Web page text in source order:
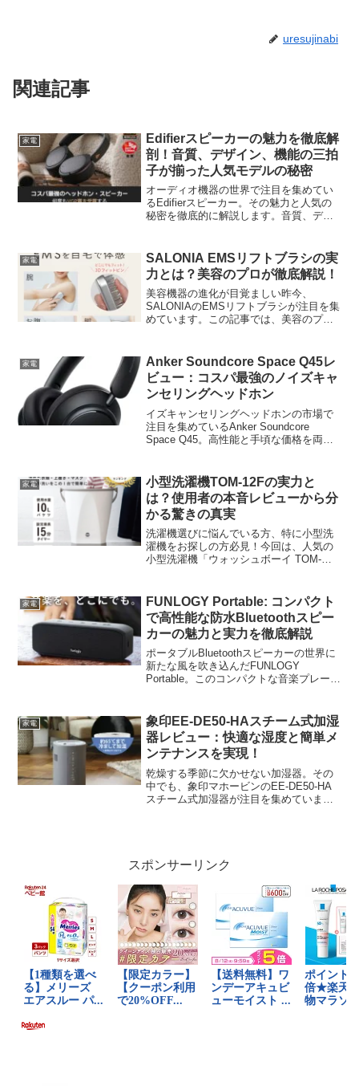
uresujinabi
関連記事
家電
Edifierスピーカーの魅力を徹底解
剖！音質、デザイン、機能の三拍
子が揃った人気モデルの秘密
オーディオ機器の世界で注目を集めてい
るEdifierスピーカー。その魅力と人気の
秘密を徹底的に解説します。音質、デザ
を詳しく見ていきましょう。
【EDIFIER】...
家電
SALONIA EMSリフトブラシの実
力とは？美容のプロが徹底解説！
美容機器の進化が目覚ましい昨今、
SALONIAのEMSリフトブラシが注目を集
めています。この記事では、美容のプロ
す。SALONIAのEMSリフトブラシ：美容
革命の最前線美...
家電
Anker Soundcore Space Q45レ
ビュー：コスパ最強のノイズキャ
ンセリングヘッドホン
イズキャンセリングヘッドホンの市場で
注目を集めているAnker Soundcore
Space Q45。高性能と手頃な価格を両立
Q45の魅力とは？A...
家電
小型洗濯機TOM-12Fの実力と
は？使用者の本音レビューから分
かる驚きの真実
洗濯機選びに悩んでいる方、特に小型洗
濯機をお探しの方必見！今回は、人気の
小型洗濯機「ウォッシュボーイ TOM-
ば、TOM-12Fが本当にあなたに合ってい
るかどうか、一...
家電
FUNLOGY Portable: コンパクト
で高性能な防水Bluetoothスピー
カーの魅力と実力を徹底解説
ポータブルBluetoothスピーカーの世界に
新たな風を吹き込んだFUNLOGY
Portable。このコンパクトな音楽プレーヤ
力、そしてユーザーの声を詳しく見てい
きまし...
家電
象印EE-DE50-HAスチーム式加湿
器レビュー：快適な湿度と簡単メ
ンテナンスを実現！
乾燥する季節に欠かせない加湿器。その
中でも、象印マホービンのEE-DE50-HA
スチーム式加湿器が注目を集めていま
スポンサーリンク